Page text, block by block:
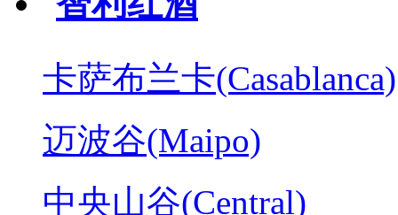
卡萨布兰卡(Casablanca)
迈波谷(Maipo)
中央山谷(Central)